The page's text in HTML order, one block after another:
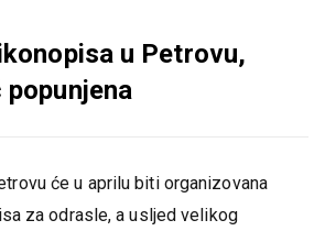
u Petrovu,
će u aprilu biti organizovana
za odrasle, a usljed velikog